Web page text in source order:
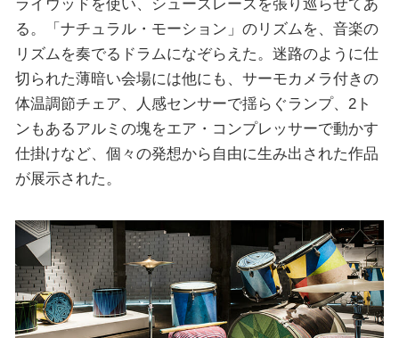
る。「ナチュラル・モーション」のリズムを、音楽の
リズムを奏でるドラムになぞらえた。迷路のように仕
切られた薄暗い会場には他にも、サーモカメラ付きの
体温調節チェア、人感センサーで揺らぐランプ、2ト
ンもあるアルミの塊をエア・コンプレッサーで動かす
仕掛けなど、個々の発想から自由に生み出された作品
が展示された。